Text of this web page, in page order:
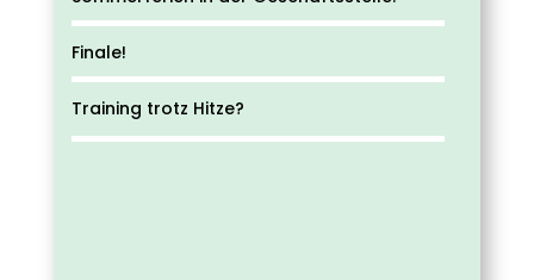
Finale!
Training trotz Hitze?